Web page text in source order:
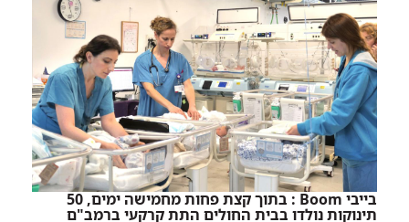
בשמרטפייה
של
רמב"ם
בייבי Boom : בתוך קצת פחות מחמישה ימים, 50
תינוקות נולדו בבית החולים התת קרקעי ברמב"ם